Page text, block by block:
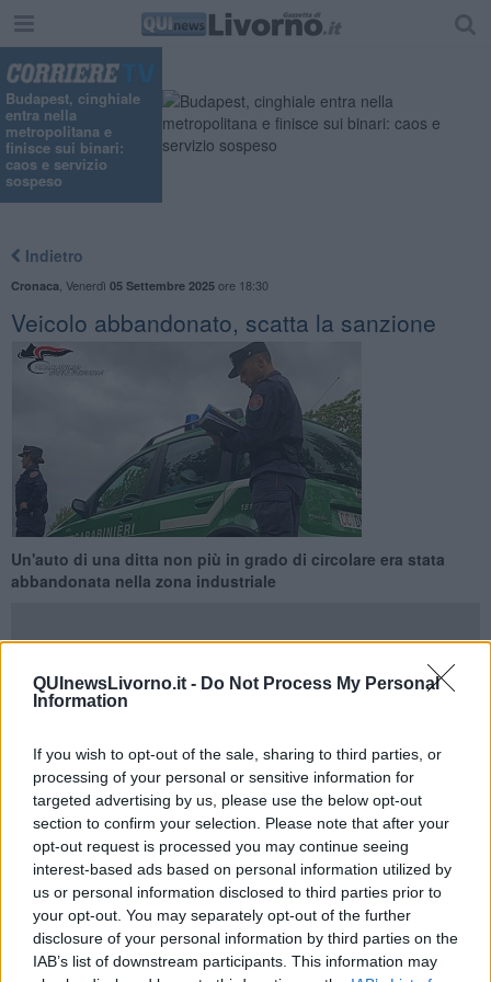
QUInewsLivorno.it - Do Not Process My Personal
Information
If you wish to opt-out of the sale, sharing to third parties, or
processing of your personal or sensitive information for
targeted advertising by us, please use the below opt-out
section to confirm your selection. Please note that after your
opt-out request is processed you may continue seeing
interest-based ads based on personal information utilized by
us or personal information disclosed to third parties prior to
your opt-out. You may separately opt-out of the further
disclosure of your personal information by third parties on the
IAB’s list of downstream participants. This information may
Budapest, cinghiale
entra nella
metropolitana e
finisce sui binari:
caos e servizio
sospeso
Indietro
Cronaca Venerdì 05 Settembre 2025ore 18:30
Veicolo abbandonato, scatta la sanzione
Un'auto di una ditta non più in grado di circolare era stata
abbandonata nella zona industriale
sanzionato il legale rappresentante di una società cooperativa per
aver omesso di demolire correttamente un veicolo intestato
alla ditta.
Come spiegato in una nota, i militari, nel corso di alcuni servizi di
perlustrazione, hanno trovato nell’area industriale di Collesalvetti un
veicolo in evidente stato di abbandono tanto da non essere in
condizioni idonee alla circolazione.